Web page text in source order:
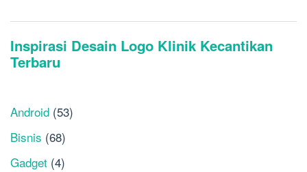
Android (53)
Bisnis (68)
Gadget (4)